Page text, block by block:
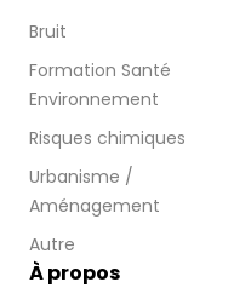
Bruit
Formation Santé
Environnement
Risques chimiques
Urbanisme /
Aménagement
Autre
À propos